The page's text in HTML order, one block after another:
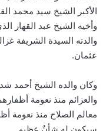
الأكبر الشيخ سيد محمد
وأخيه الشيخ عبد القهار
والدته السيدة الشريفة
عثمان.
وكان والده الشيخ أحمد
والعزائم منذ نعومة
معالم الصلاح منذ نعومة